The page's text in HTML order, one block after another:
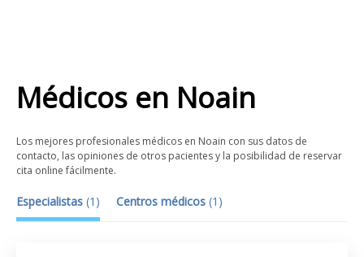
Médicos en Noain
Los mejores profesionales médicos en Noain con sus datos de
contacto, las opiniones de otros pacientes y la posibilidad de reservar
cita online fácilmente.
Especialistas (1 ) Centros médicos (1 )